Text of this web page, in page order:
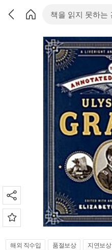
해외 직수입 품절보상 지연보상